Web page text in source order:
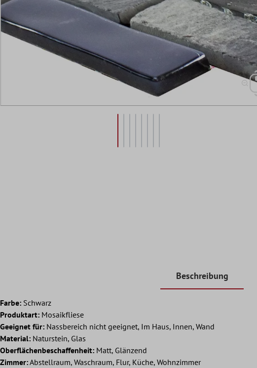
Beschreibung
Farbe: Schwarz
Produktart: Mosaikfliese
Geeignet für: Nassbereich nicht geeignet, Im Haus, Innen, Wand
Material: Naturstein, Glas
Oberflächenbeschaffenheit: Matt, Glänzend
Zimmer:Abstellraum, Waschraum, Flur, Küche, Wohnzimmer